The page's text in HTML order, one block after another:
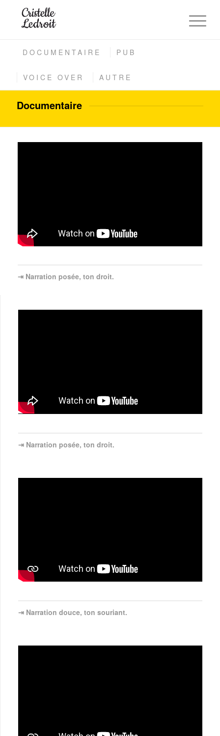
DOCUMENTAIRE PUB
VOICE OVER AUTRE
Documentaire
⇥ Narration posée, ton droit.
⇥ Narration posée, ton droit.
⇥ Narration douce, ton souriant.